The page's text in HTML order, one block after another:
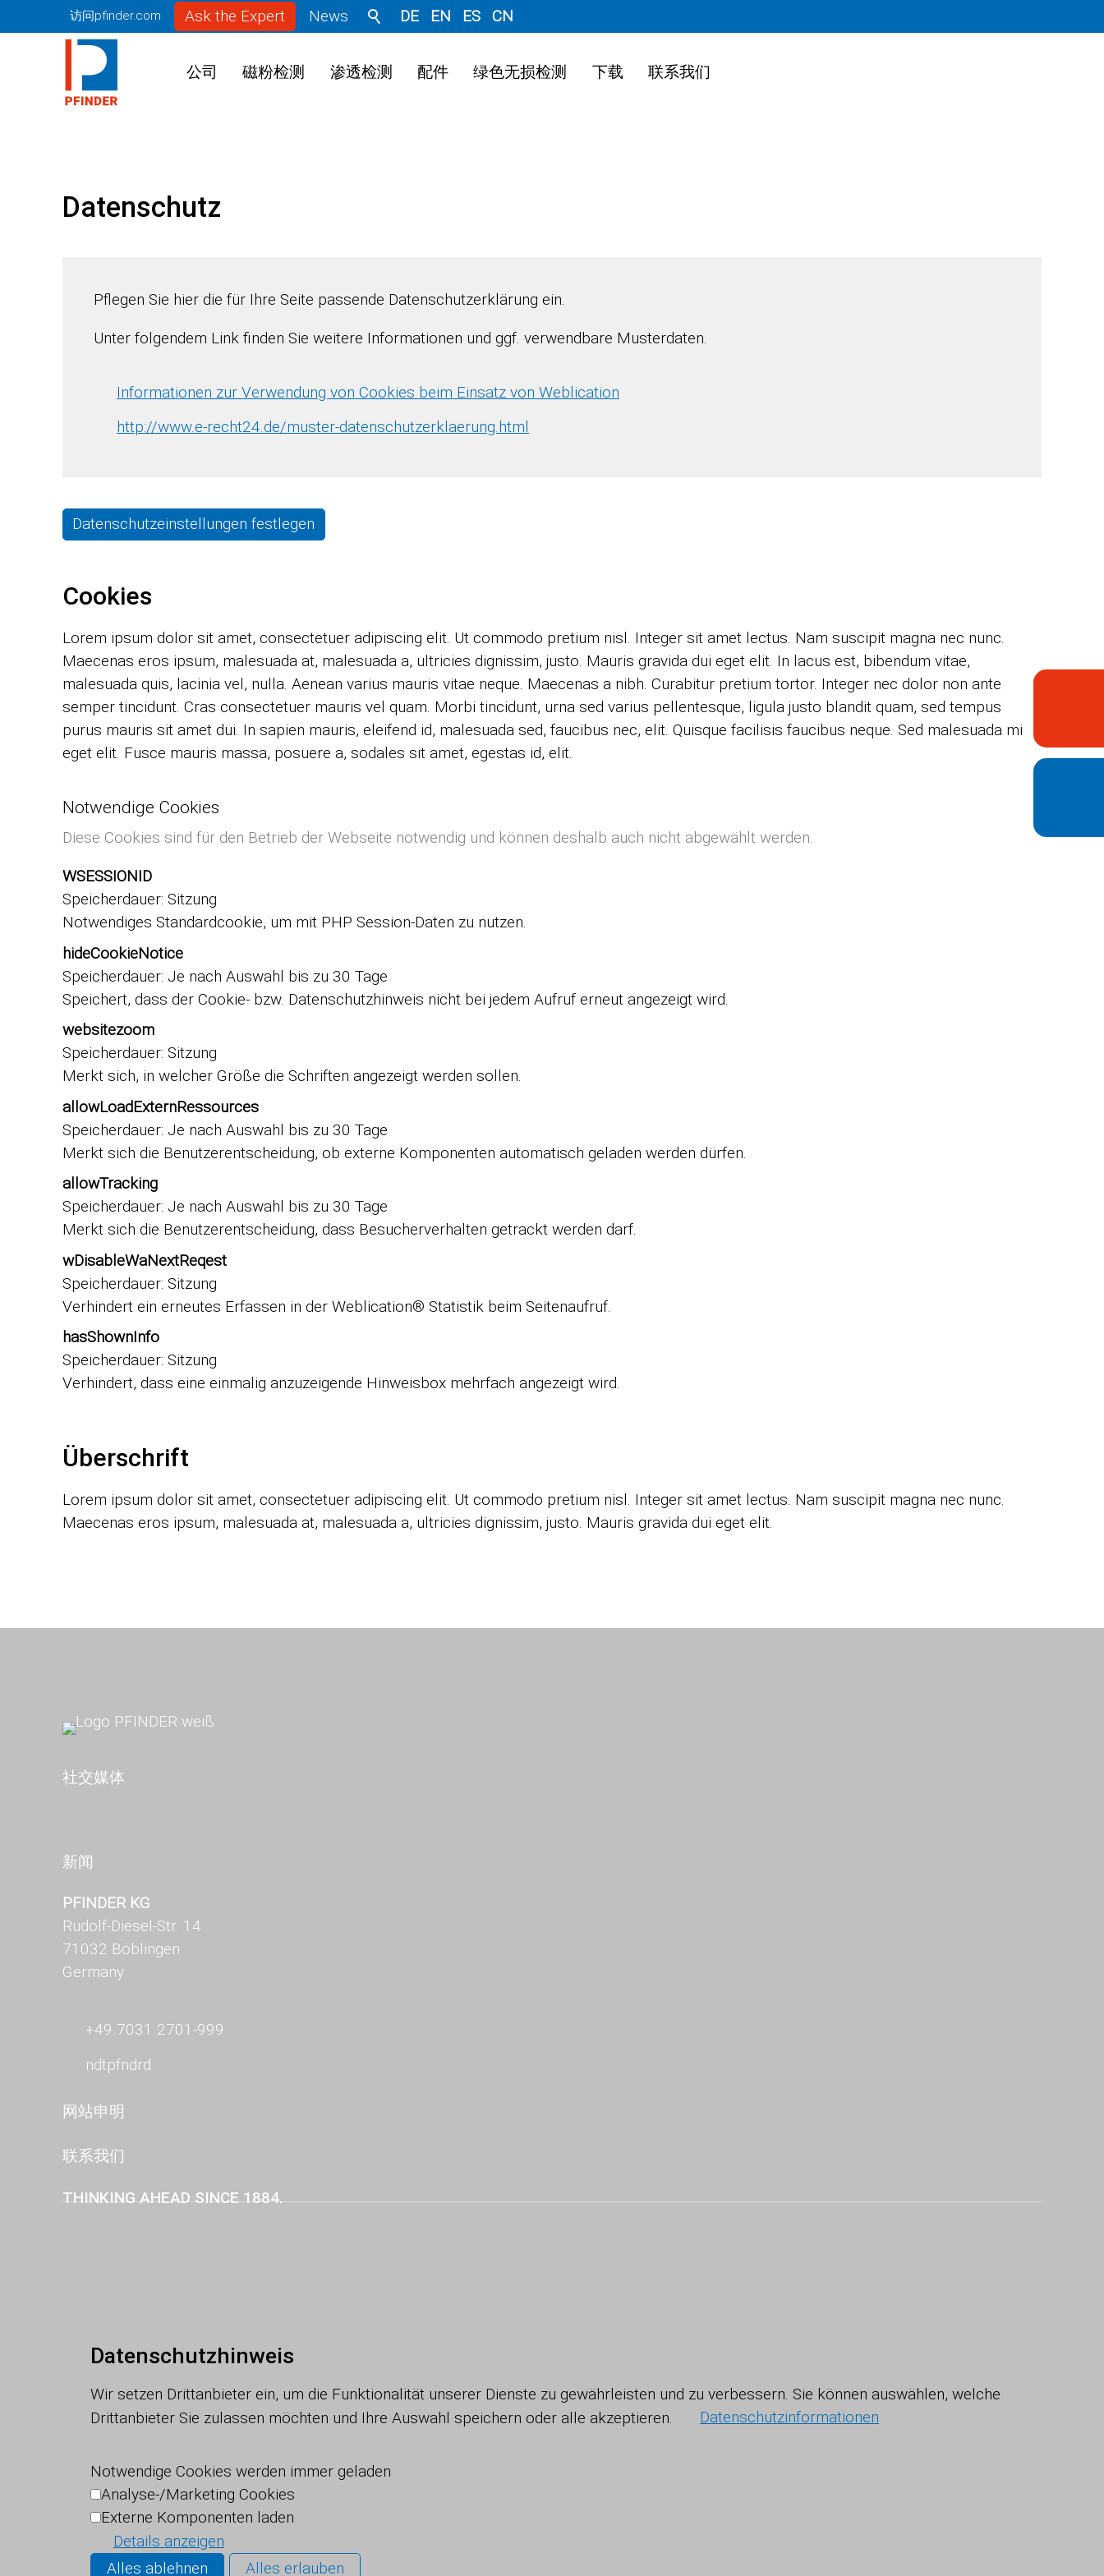
访问pfinder.com Ask the Expert News DE EN ES CN
公司 磁粉检测 渗透检测 配件 绿色无损检测 下载 联系我们
Datenschutz
Pflegen Sie hier die für Ihre Seite passende Datenschutzerklärung ein.
Unter folgendem Link finden Sie weitere Informationen und ggf. verwendbare Musterdaten.
Informationen zur Verwendung von Cookies beim Einsatz von Weblication
http://www.e-recht24.de/muster-datenschutzerklaerung.html
Datenschutzeinstellungen festlegen
Cookies
Lorem ipsum dolor sit amet, consectetuer adipiscing elit. Ut commodo pretium nisl. Integer sit amet lectus. Nam suscipit magna nec nunc.
Maecenas eros ipsum, malesuada at, malesuada a, ultricies dignissim, justo. Mauris gravida dui eget elit. In lacus est, bibendum vitae,
malesuada quis, lacinia vel, nulla. Aenean varius mauris vitae neque. Maecenas a nibh. Curabitur pretium tortor. Integer nec dolor non ante
semper tincidunt. Cras consectetuer mauris vel quam. Morbi tincidunt, urna sed varius pellentesque, ligula justo blandit quam, sed tempus
purus mauris sit amet dui. In sapien mauris, eleifend id, malesuada sed, faucibus nec, elit. Quisque facilisis faucibus neque. Sed malesuada mi
eget elit. Fusce mauris massa, posuere a, sodales sit amet, egestas id, elit.
Notwendige Cookies
Diese Cookies sind für den Betrieb der Webseite notwendig und können deshalb auch nicht abgewählt werden.
WSESSIONID
Speicherdauer Sitzung
Notwendiges Standardcookie, um mit PHP Session-Daten zu nutzen.
hideCookieNotice
Speicherdauer Je nach Auswahl bis zu 30 Tage
Speichert, dass der Cookie- bzw. Datenschutzhinweis nicht bei jedem Aufruf erneut angezeigt wird.
websitezoom
Speicherdauer Sitzung
Merkt sich, in welcher Größe die Schriften angezeigt werden sollen.
allowLoadExternRessources
Speicherdauer Je nach Auswahl bis zu 30 Tage
Merkt sich die Benutzerentscheidung, ob externe Komponenten automatisch geladen werden dürfen.
allowTracking
Speicherdauer Je nach Auswahl bis zu 30 Tage
Merkt sich die Benutzerentscheidung, dass Besucherverhalten getrackt werden darf.
wDisableWaNextReqest
Speicherdauer Sitzung
Verhindert ein erneutes Erfassen in der Weblication® Statistik beim Seitenaufruf.
hasShownInfo
Speicherdauer Sitzung
Verhindert, dass eine einmalig anzuzeigende Hinweisbox mehrfach angezeigt wird.
Überschrift
Lorem ipsum dolor sit amet, consectetuer adipiscing elit. Ut commodo pretium nisl. Integer sit amet lectus. Nam suscipit magna nec nunc.
Maecenas eros ipsum, malesuada at, malesuada a, ultricies dignissim, justo. Mauris gravida dui eget elit.
社交媒体
新闻
PFINDER KG
Rudolf-Diesel-Str. 14
71032 Böblingen
Germany
+49 7031 2701-999
ndtpfndrd
网站申明
联系我们
THINKING AHEAD SINCE 1884.
Datenschutzhinweis
Wir setzen Drittanbieter ein, um die Funktionalität unserer Dienste zu gewährleisten und zu verbessern. Sie können auswählen, welche
Drittanbieter Sie zulassen möchten und Ihre Auswahl speichern oder alle akzeptieren.
Datenschutzinformationen
Notwendige Cookies werden immer geladen
Analyse-/Marketing Cookies
Externe Komponenten laden
Details anzeigen
Alles ablehnen
Alles erlauben